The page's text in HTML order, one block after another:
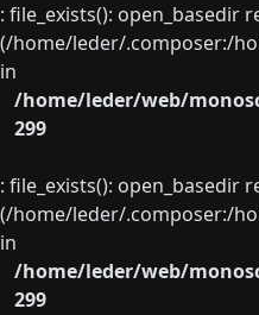
: file_exists():
(/home/leder/.composer:/
in
/home/leder/web/
299
: file_exists():
(/home/leder/.composer:/
in
/home/leder/web/
299